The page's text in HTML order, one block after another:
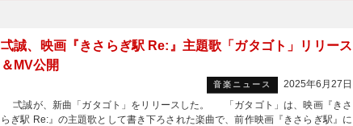
弌誠、映画『きさらぎ駅 Re:』主題歌「ガタゴト」リリース
＆MV公開
音楽ニュース
2025年6月27日
弌誠が、新曲「ガタゴト」をリリースした。 「ガタゴト」は、映画『きさ
らぎ駅 Re:』の主題歌として書き下ろされた楽曲で、前作映画『きさらぎ駅』に